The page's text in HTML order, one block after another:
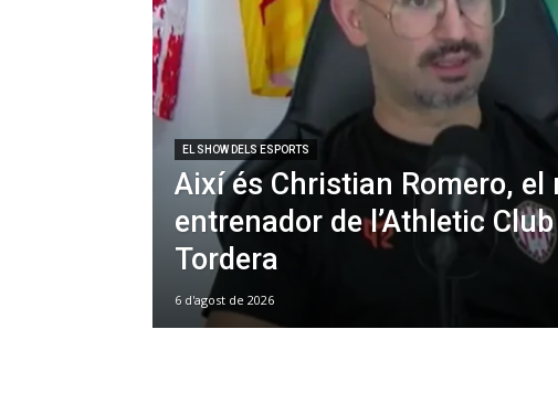
EL SHOW DELS ESPORTS
Així és Christian Romero, el
entrenador de l’Athletic Club
Tordera
6 d'agost de 2026